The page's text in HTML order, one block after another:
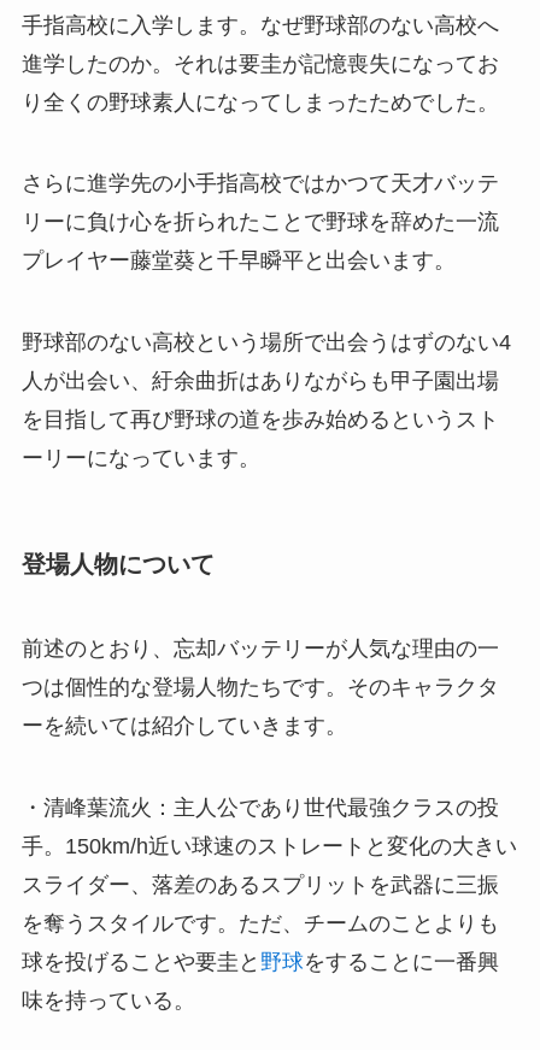
手指高校に入学します。なぜ野球部のない高校へ
進学したのか。それは要圭が記憶喪失になってお
り全くの野球素人になってしまったためでした。
さらに進学先の小手指高校ではかつて天才バッテ
リーに負け心を折られたことで野球を辞めた一流
プレイヤー藤堂葵と千早瞬平と出会います。
野球部のない高校という場所で出会うはずのない4
人が出会い、紆余曲折はありながらも甲子園出場
を目指して再び野球の道を歩み始めるというスト
ーリーになっています。
登場人物について
前述のとおり、忘却バッテリーが人気な理由の一
つは個性的な登場人物たちです。そのキャラクタ
ーを続いては紹介していきます。
・清峰葉流火：主人公であり世代最強クラスの投
手。150km/h近い球速のストレートと変化の大きい
スライダー、落差のあるスプリットを武器に三振
を奪うスタイルです。ただ、チームのことよりも
球を投げることや要圭と 野球をすることに一番興
味を持っている。